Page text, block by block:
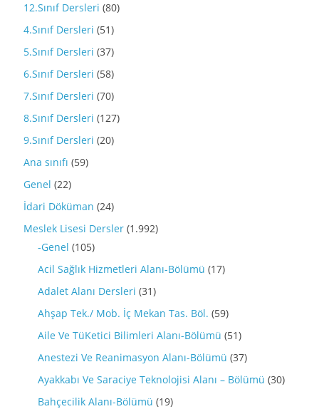
12.Sınıf Dersleri (80)
4.Sınıf Dersleri (51)
5.Sınıf Dersleri (37)
6.Sınıf Dersleri (58)
7.Sınıf Dersleri (70)
8.Sınıf Dersleri (127)
9.Sınıf Dersleri (20)
Ana sınıfı (59)
Genel (22)
İdari Döküman (24)
Meslek Lisesi Dersler (1.992)
-Genel (105)
Acil Sağlık Hizmetleri Alanı-Bölümü (17)
Adalet Alanı Dersleri (31)
Ahşap Tek./ Mob. İç Mekan Tas. Böl. (59)
Aile Ve TüKetici Bilimleri Alanı-Bölümü (51)
Anestezi Ve Reanimasyon Alanı-Bölümü (37)
Ayakkabı Ve Saraciye Teknolojisi Alanı – Bölümü (30)
Bahçecilik Alanı-Bölümü (19)